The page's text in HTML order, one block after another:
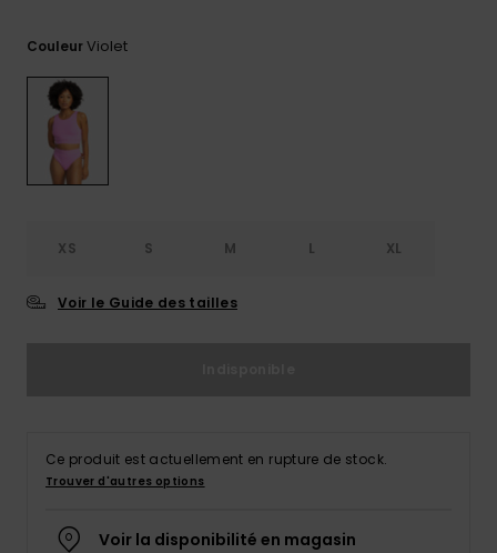
Consulter
CouleurViolet
XS S M L XL
Voir le Guide des tailles
Ce produit est actuellement en rupture de stock.
Trouver d'autres options
Voir la disponibilité en magasin